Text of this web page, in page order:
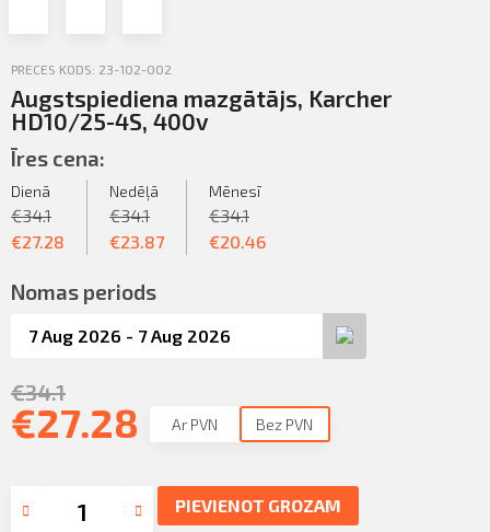
Iziet
PIETEIKTIES
PRECES KODS: 23-102-002
Augstspiediena mazgātājs, Karcher
HD10/25-4S, 400v
Īres cena:
Dienā
€34.1
€27.28
Nedēļā
€34.1
€23.87
Mēnesī
€34.1
€20.46
Nomas periods
€34.1
€27.28 Ar PVN Bez PVN
PIEVIENOT GROZAM